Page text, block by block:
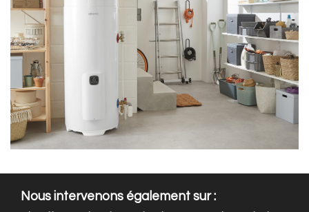
Nous intervenons également sur :